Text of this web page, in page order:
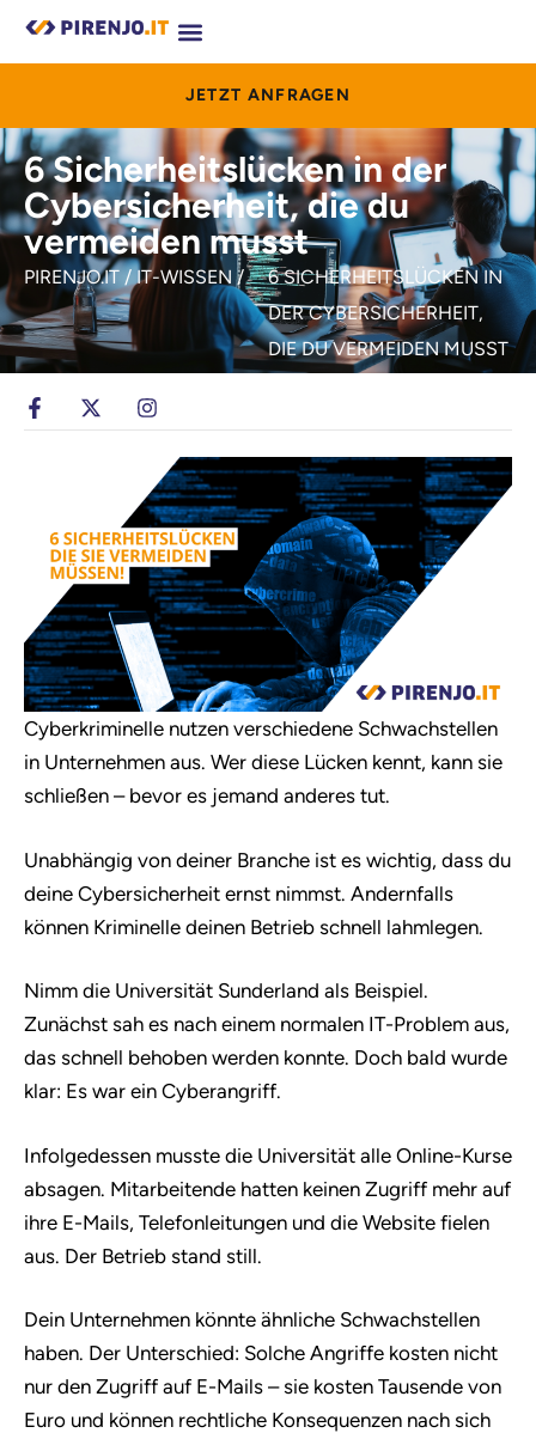
JETZT ANFRAGEN
6 Sicherheitslücken in der
Cybersicherheit, die du
vermeiden musst
PIRENJO.IT / IT-WISSEN /
6 SICHERHEITSLÜCKEN IN
DER CYBERSICHERHEIT,
DIE DU VERMEIDEN MUSST
Cyberkriminelle nutzen verschiedene Schwachstellen
in Unternehmen aus. Wer diese Lücken kennt, kann sie
schließen – bevor es jemand anderes tut.
Unabhängig von deiner Branche ist es wichtig, dass du
deine Cybersicherheit ernst nimmst. Andernfalls
können Kriminelle deinen Betrieb schnell lahmlegen.
Nimm die Universität Sunderland als Beispiel.
Zunächst sah es nach einem normalen IT-Problem aus,
das schnell behoben werden konnte. Doch bald wurde
klar: Es war ein Cyberangriff.
Infolgedessen musste die Universität alle Online-Kurse
absagen. Mitarbeitende hatten keinen Zugriff mehr auf
ihre E-Mails, Telefonleitungen und die Website fielen
aus. Der Betrieb stand still.
Dein Unternehmen könnte ähnliche Schwachstellen
haben. Der Unterschied: Solche Angriffe kosten nicht
nur den Zugriff auf E-Mails – sie kosten Tausende von
Euro und können rechtliche Konsequenzen nach sich